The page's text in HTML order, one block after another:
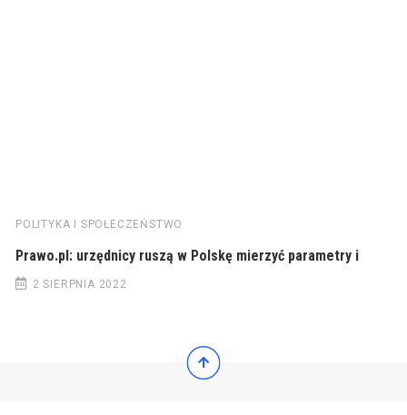
POLITYKA I SPOŁECZEŃSTWO
Prawo.pl: urzędnicy ruszą w Polskę mierzyć parametry i
2 SIERPNIA 2022